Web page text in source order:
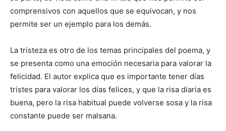
comprensivos con aquellos que se equivocan, y nos
permite ser un ejemplo para los demás.
La tristeza es otro de los temas principales del poema, y
se presenta como una emoción necesaria para valorar la
felicidad. El autor explica que es importante tener días
tristes para valorar los días felices, y que la risa diaria es
buena, pero la risa habitual puede volverse sosa y la risa
constante puede ser malsana.